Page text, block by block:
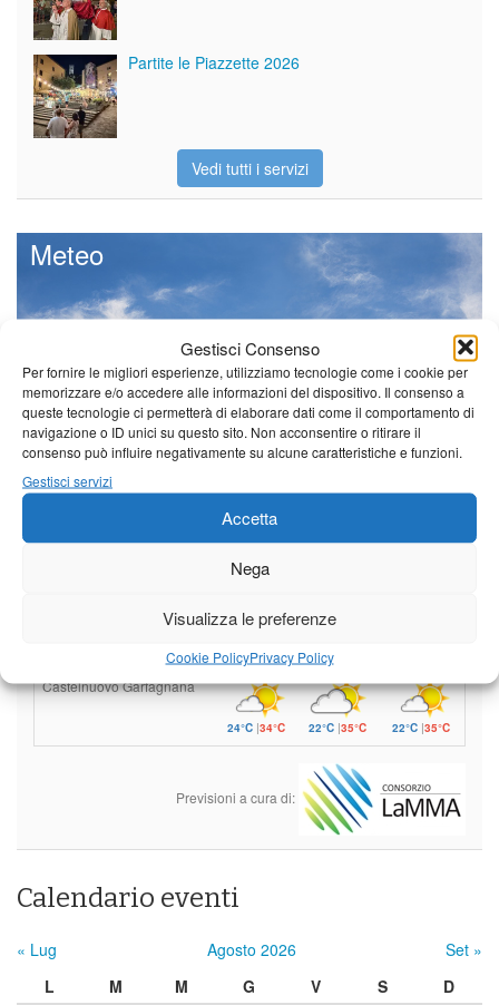
Gestisci Consenso
Per fornire le migliori esperienze, utilizziamo tecnologie come i cookie per
memorizzare e/o accedere alle informazioni del dispositivo. Il consenso a
queste tecnologie ci permetterà di elaborare dati come il comportamento di
navigazione o ID unici su questo sito. Non acconsentire o ritirare il
consenso può influire negativamente su alcune caratteristiche e funzioni.
Gestisci servizi
Accetta
Nega
Visualizza le preferenze
Cookie PolicyPrivacy Policy
Partite le Piazzette 2026
Vedi tutti i servizi
Meteo
Il tempo di questo fine
settimana. temperature ancora
ben al di sopra dei valori
stagionali
Leggi tutto…
Venerdì Sabato Domenica
24°C|37°C
24°C| 34°C 21°C
Castelnuovo Garfagnana
24°C|34°C 22°C|35°C 22°C |35°C
Previsioni a cura di:
Calendario eventi
« Lug Agosto 2026
Set »
L
M M G V S
D